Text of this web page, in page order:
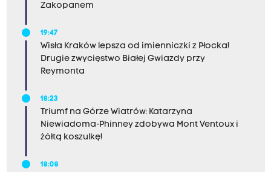
Zakopanem
19:47
Wisła Kraków lepsza od imienniczki z Płocka!
Drugie zwycięstwo Białej Gwiazdy przy
Reymonta
18:23
Triumf na Górze Wiatrów: Katarzyna
Niewiadoma-Phinney zdobywa Mont Ventoux i
żółtą koszulkę!
18:08